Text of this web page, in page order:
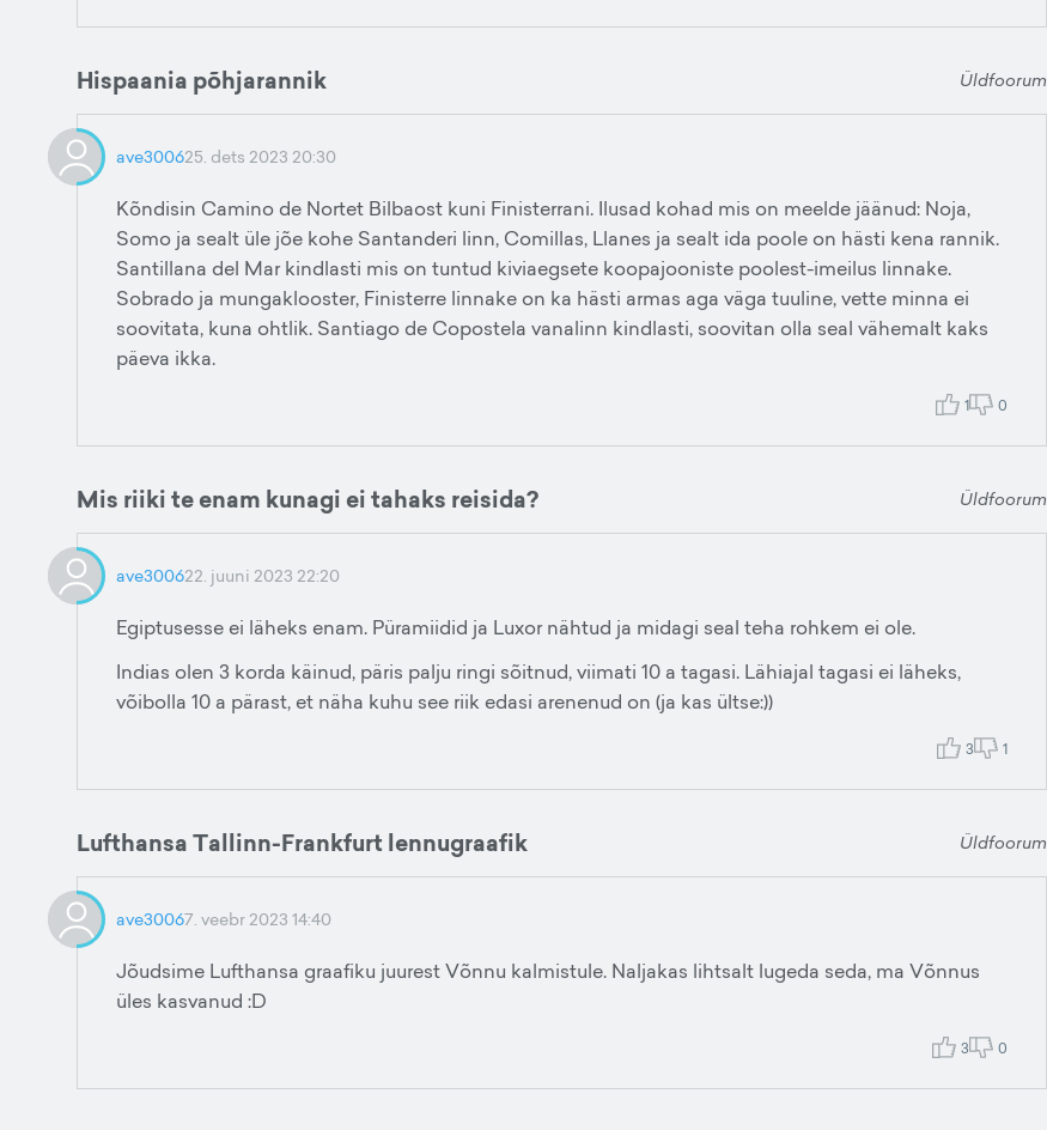
Hispaania põhjarannik Üldfoorum
ave300625. dets 2023 20:30
Kõndisin Camino de Nortet Bilbaost kuni Finisterrani. Ilusad kohad mis on meelde jäänud: Noja,
Somo ja sealt üle jõe kohe Santanderi linn, Comillas, Llanes ja sealt ida poole on hästi kena rannik.
Santillana del Mar kindlasti mis on tuntud kiviaegsete koopajooniste poolest-imeilus linnake.
Sobrado ja mungaklooster, Finisterre linnake on ka hästi armas aga väga tuuline, vette minna ei
soovitata, kuna ohtlik. Santiago de Copostela vanalinn kindlasti, soovitan olla seal vähemalt kaks
päeva ikka.
1 0
Mis riiki te enam kunagi ei tahaks reisida? Üldfoorum
ave300622. juuni 2023 22:20
Egiptusesse ei läheks enam. Püramiidid ja Luxor nähtud ja midagi seal teha rohkem ei ole.
Indias olen 3 korda käinud, päris palju ringi sõitnud, viimati 10 a tagasi. Lähiajal tagasi ei läheks,
võibolla 10 a pärast, et näha kuhu see riik edasi arenenud on (ja kas ültse:))
3 1
Lufthansa Tallinn-Frankfurt lennugraafik Üldfoorum
ave30067. veebr 2023 14:40
Jõudsime Lufthansa graafiku juurest Võnnu kalmistule. Naljakas lihtsalt lugeda seda, ma Võnnus
üles kasvanud :D
3 0